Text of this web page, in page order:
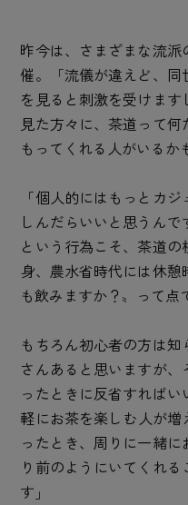
昨今は、さまざまな流
催。「流儀が違えど、
を見ると刺激を受けま
見た方々に、茶道って
もってくれる人がいるか
「個人的にはもっとカ
しんだらいいと思うん
という行為こそ、茶道
身、農水省時代には休
も飲みますか？〟って点
もちろん初心者の方は知
さんあると思いますが
ったときに反省すれば
軽にお茶を楽しむ人が増
ったとき、周りに一緒
り前のようにいてくれ
す」